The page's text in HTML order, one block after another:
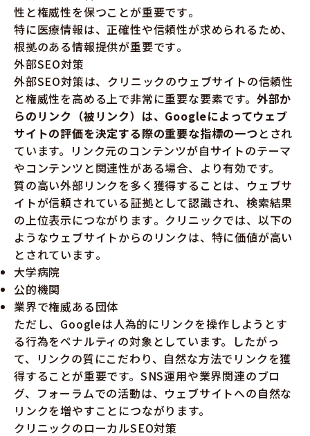
性と権威性を保つことが重要です​​。
特に医療情報は、正確性や信頼性が求められるため、
根拠のある情報提供が重要です​​​​。
外部SEO対策
外部SEO対策は、クリニックのウェブサイトの信頼性
と権威性を高める上で非常に重要な要素です。 外部か
らのリンク（被リンク）は、Googleによってウェブ
サイトの評価を決定する際の重要な指標の一つ とされ
ています。リンク元のコンテンツが自サイトのテーマ
やコンテンツと関連性がある場合、より有効です。
質の高い外部リンクを多く獲得することは、ウェブサ
イトが信頼されている証拠として認識され、検索結果
の上位表示につながります​​​​​​。クリニックでは、以下の
ようなウェブサイトからのリンクは、特に価値が高い
とされています​​。
大学病院
公的機関
業界で権威ある団体
ただし、Googleは人為的にリンクを操作しようとす
る行為をペナルティの対象としています。したがっ
て、リンクの質にこだわり、自然な方法でリンクを獲
得することが重要です。SNS運用や業界関連のブロ
グ、フォーラムでの活動は、ウェブサイトへの自然な
リンクを増やすことにつながります。
クリニックのローカルSEO対策